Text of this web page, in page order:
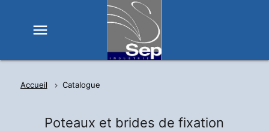
menu
Accueil Catalogue
Poteaux et brides de fixation